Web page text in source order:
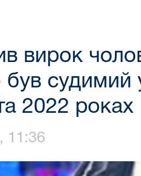
вирок
був судимий
2022 роках
11:36